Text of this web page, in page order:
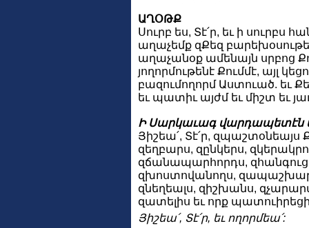
ԱՂՕԹՔ
Սուրբ ես, Տէ՛ր, եւ ի սուրբս
աղաչեմք զՔեզ
աղաչանօք ամենայն սրբոց
յողորմութենէ Քումմէ, այլ
բազումողորմ Աստուած. եւ
եւ պատիւ այժմ եւ միշտ եւ
Ի Սարկաւագ վարդապետէն
Յիշեա՛, Տէ՛ր,
զեղբարս, զընկերս,
զճանապարհորդս,
զխոստովանողս,
զնեղեալս, զիշխանս,
զատելիս եւ որք
Յիշեա՛, Տէ՛ր, եւ ողորմեա՛: